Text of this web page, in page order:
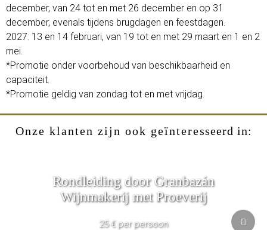
december, van 24 tot en met 26 december en op 31
december, evenals tijdens brugdagen en feestdagen.
2027: 13 en 14 februari, van 19 tot en met 29 maart en 1 en 2
mei.
*Promotie onder voorbehoud van beschikbaarheid en
capaciteit.
*Promotie geldig van zondag tot en met vrijdag.
Onze klanten zijn ook geïnteresseerd in:
Rondleiding door Granbazán
Wijnmakerij met Proeverij
25 € per persoon